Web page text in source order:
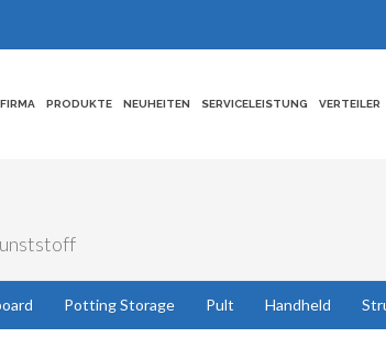
FIRMA PRODUKTE NEUHEITEN SERVICELEISTUNG VERTEILER
Potting Storage Pult Handheld